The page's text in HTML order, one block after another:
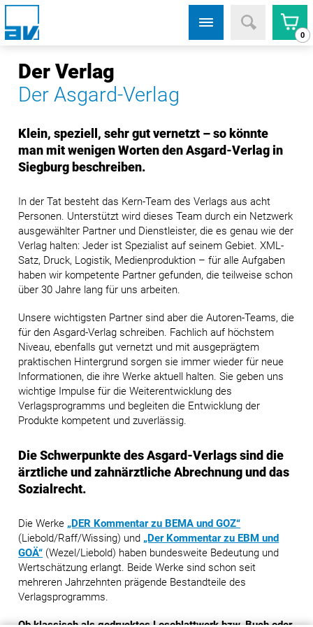
0
Der Verlag
Der Asgard-Verlag
Klein, speziell, sehr gut vernetzt – so könnte
man mit wenigen Worten den Asgard-Verlag in
Siegburg beschreiben.
In der Tat besteht das Kern-Team des Verlags aus acht
Personen. Unterstützt wird dieses Team durch ein Netzwerk
ausgewählter Partner und Dienstleister, die es genau wie der
Verlag halten: Jeder ist Spezialist auf seinem Gebiet. XML-
Satz, Druck, Logistik, Medienproduktion – für alle Aufgaben
haben wir kompetente Partner gefunden, die teilweise schon
über 30 Jahre lang für uns arbeiten.
Unsere wichtigsten Partner sind aber die Autoren-Teams, die
für den Asgard-Verlag schreiben. Fachlich auf höchstem
Niveau, ebenfalls gut vernetzt und mit ausgeprägtem
praktischen Hintergrund sorgen sie immer wieder für neue
Informationen, die ihre Werke aktuell halten. Sie geben uns
wichtige Impulse für die Weiterentwicklung des
Verlagsprogramms und begleiten die Entwicklung der
Produkte kompetent und zuverlässig.
Die Schwerpunkte des Asgard-Verlags sind die
ärztliche und zahnärztliche Abrechnung und das
Sozialrecht.
Die Werke „DER Kommentar zu BEMA und GOZ“
(Liebold/Raff/Wissing) und „Der Kommentar zu EBM und
GOÄ“ (Wezel/Liebold) haben bundesweite Bedeutung und
Wertschätzung erlangt. Beide Werke sind schon seit
mehreren Jahrzehnten prägende Bestandteile des
Verlagsprogramms.